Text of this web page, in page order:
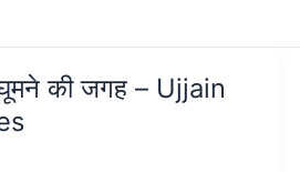
की जगह – Ujjain